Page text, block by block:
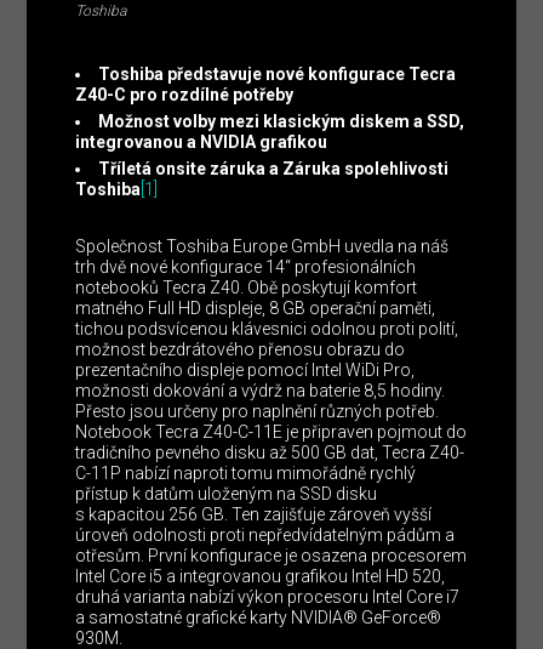
Toshiba
Toshiba představuje nové konfigurace Tecra
Z40-C pro rozdílné potřeby
Možnost volby mezi klasickým diskem a SSD,
integrovanou a NVIDIA grafikou
Tříletá onsite záruka a Záruka spolehlivosti
Toshiba [1]
Společnost Toshiba Europe GmbH uvedla na náš
trh dvě nové konfigurace 14“ profesionálních
notebooků Tecra Z40. Obě poskytují komfort
matného Full HD displeje, 8 GB operační paměti,
tichou podsvícenou klávesnici odolnou proti polití,
možnost bezdrátového přenosu obrazu do
prezentačního displeje pomocí Intel WiDi Pro,
možnosti dokování a výdrž na baterie 8,5 hodiny.
Přesto jsou určeny pro naplnění různých potřeb.
Notebook Tecra Z40-C-11E je připraven pojmout do
tradičního pevného disku až 500 GB dat, Tecra Z40-
C-11P nabízí naproti tomu mimořádně rychlý
přístup k datům uloženým na SSD disku
s kapacitou 256 GB. Ten zajišťuje zároveň vyšší
úroveň odolnosti proti nepředvídatelným pádům a
otřesům. První konfigurace je osazena procesorem
Intel Core i5 a integrovanou grafikou Intel HD 520,
druhá varianta nabízí výkon procesoru Intel Core i7
a samostatné grafické karty NVIDIA® GeForce®
930M.